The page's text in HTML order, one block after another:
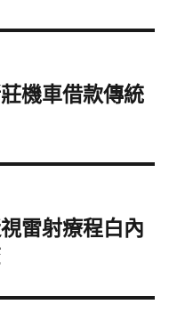
機車借款傳統
雷射療程白內